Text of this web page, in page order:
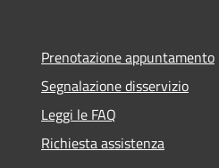
Prenotazione appuntamento
Segnalazione disservizio
Leggi le FAQ
Richiesta assistenza